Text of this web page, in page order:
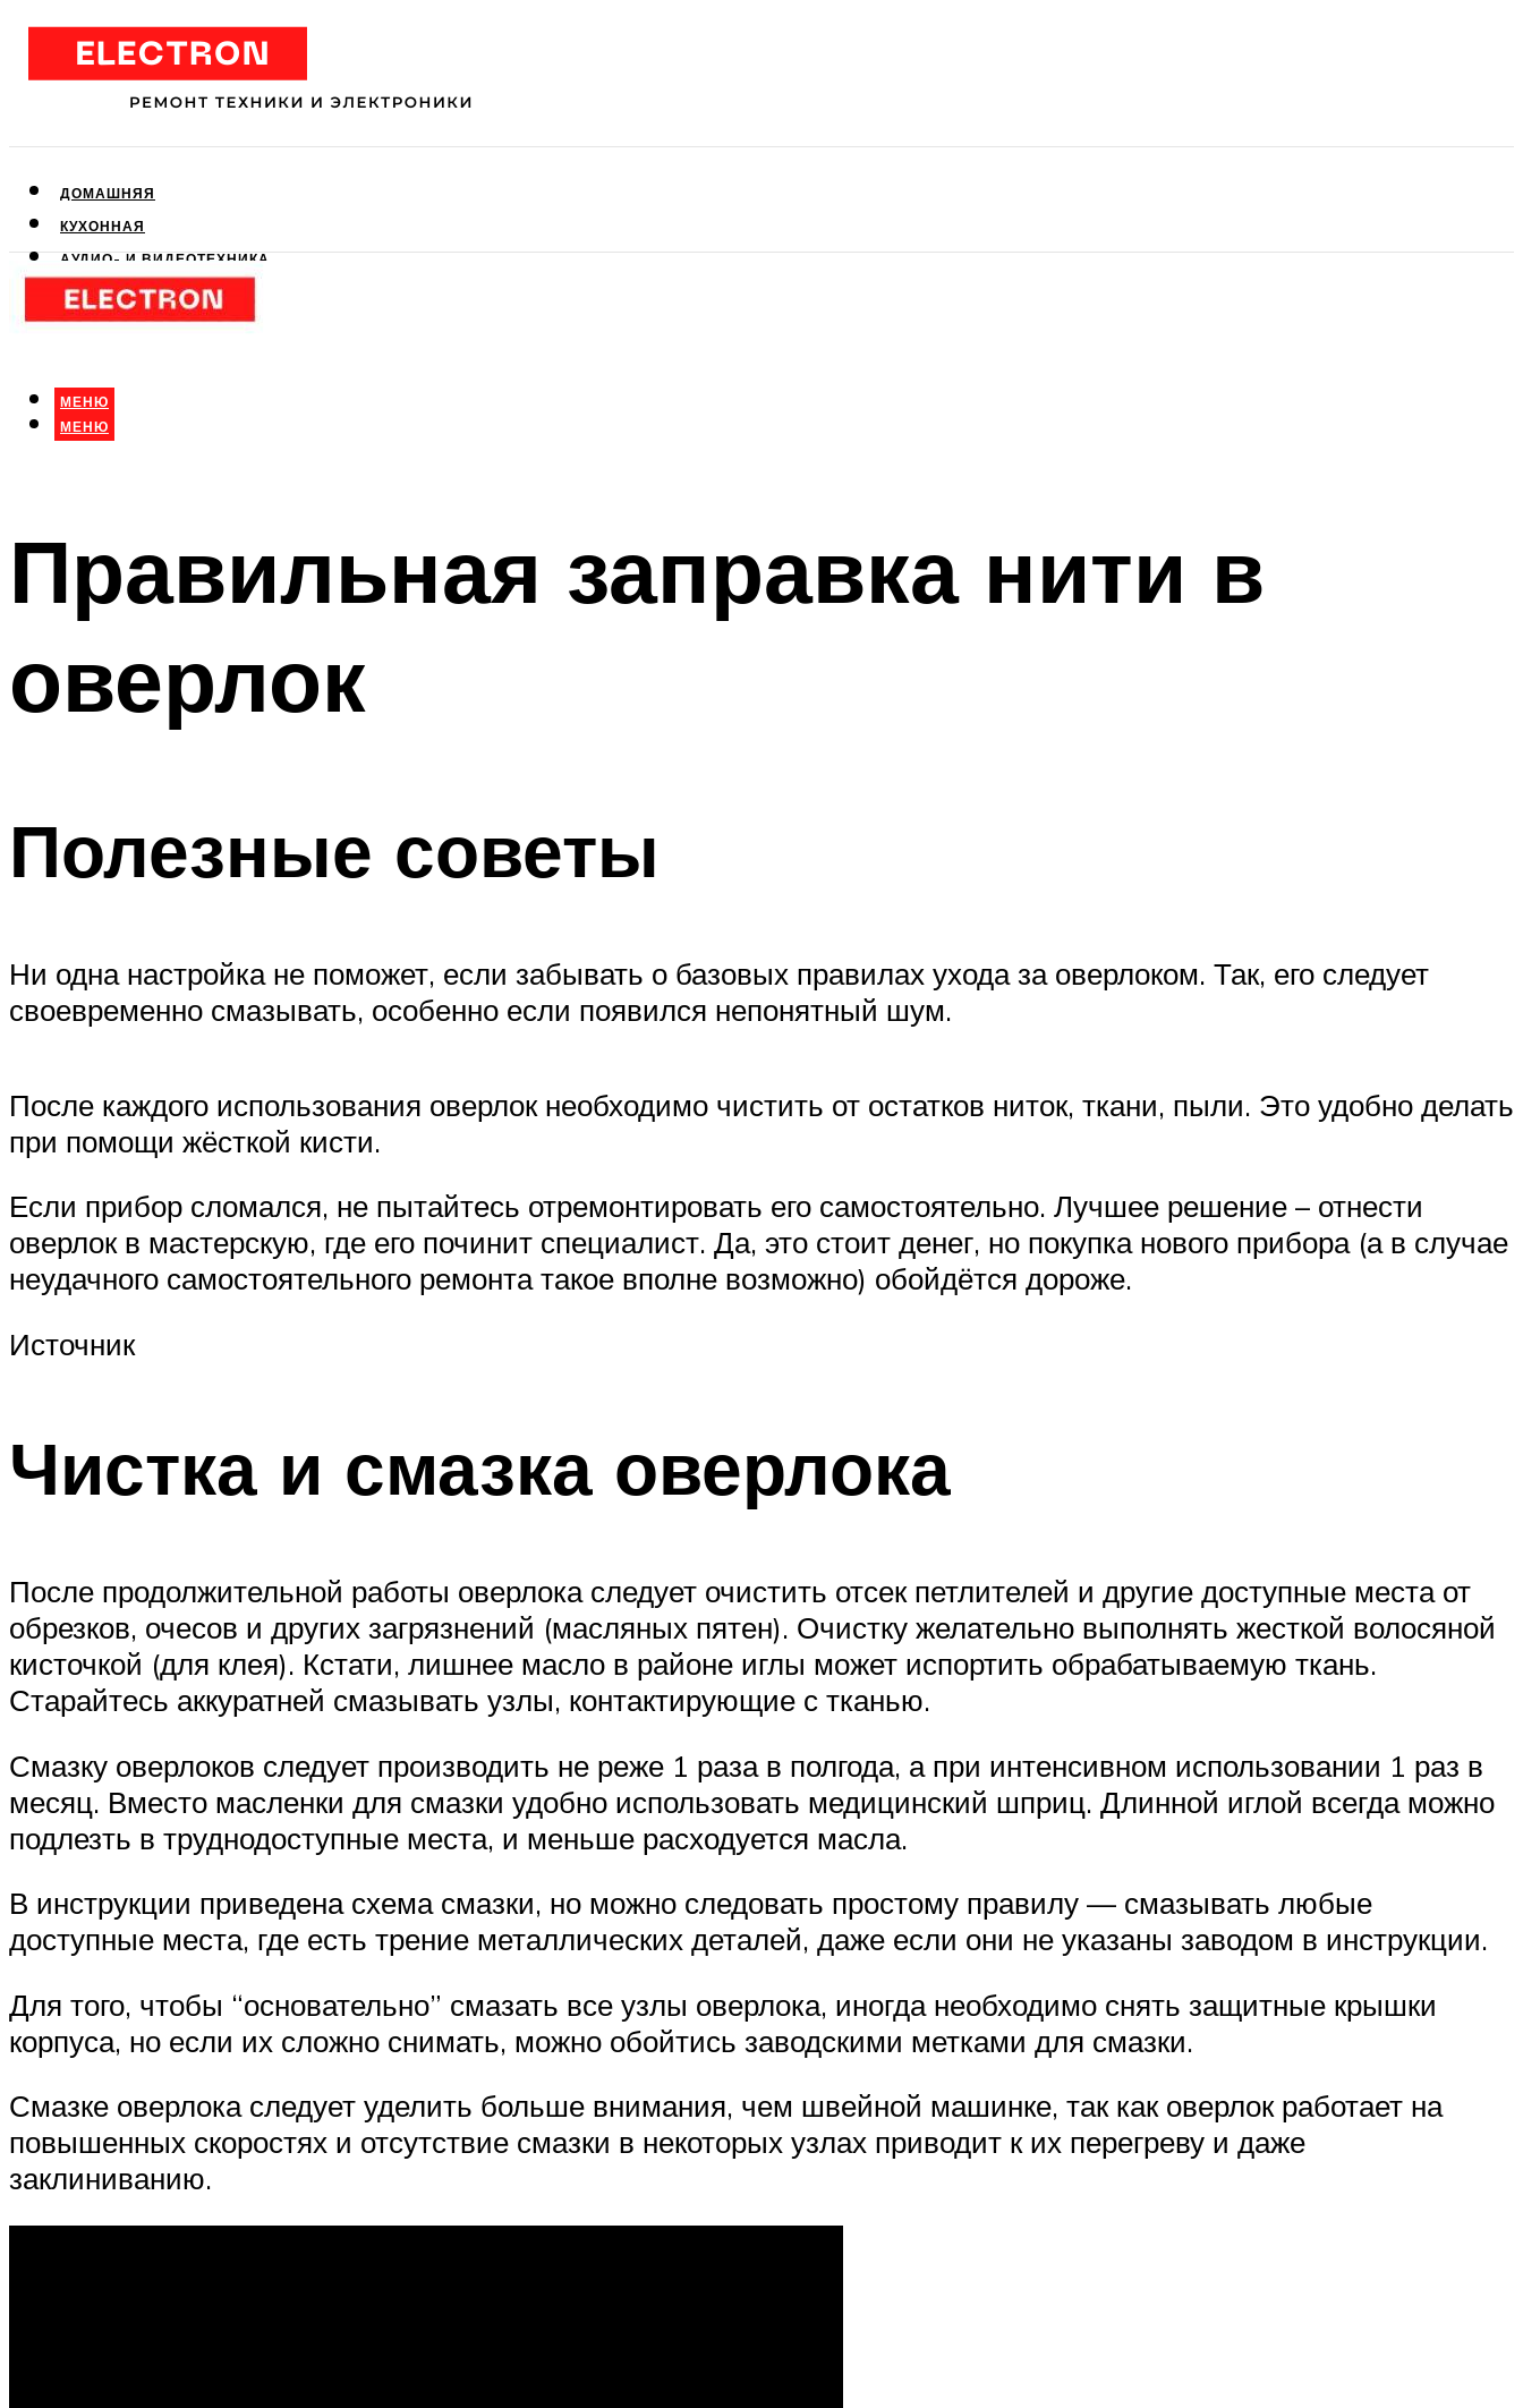
ДОМАШНЯЯ
КУХОННАЯ
АУДИО- И ВИДЕОТЕХНИКА
КЛИМАТИЧЕСКАЯ
ДЛЯ КРАСОТЫ
МЕНЮ
МЕНЮ
Правильная заправка нити в
оверлок
Полезные советы
Ни одна настройка не поможет, если забывать о базовых правилах ухода за оверлоком. Так, его следует
своевременно смазывать, особенно если появился непонятный шум.
После каждого использования оверлок необходимо чистить от остатков ниток, ткани, пыли. Это удобно делать
при помощи жёсткой кисти.
Если прибор сломался, не пытайтесь отремонтировать его самостоятельно. Лучшее решение – отнести
оверлок в мастерскую, где его починит специалист. Да, это стоит денег, но покупка нового прибора (а в случае
неудачного самостоятельного ремонта такое вполне возможно) обойдётся дороже.
Источник
Чистка и смазка оверлока
После продолжительной работы оверлока следует очистить отсек петлителей и другие доступные места от
обрезков, очесов и других загрязнений (масляных пятен). Очистку желательно выполнять жесткой волосяной
кисточкой (для клея). Кстати, лишнее масло в районе иглы может испортить обрабатываемую ткань.
Старайтесь аккуратней смазывать узлы, контактирующие с тканью.
Смазку оверлоков следует производить не реже 1 раза в полгода, а при интенсивном использовании 1 раз в
месяц. Вместо масленки для смазки удобно использовать медицинский шприц. Длинной иглой всегда можно
подлезть в труднодоступные места, и меньше расходуется масла.
В инструкции приведена схема смазки, но можно следовать простому правилу — смазывать любые
доступные места, где есть трение металлических деталей, даже если они не указаны заводом в инструкции.
Для того, чтобы “основательно” смазать все узлы оверлока, иногда необходимо снять защитные крышки
корпуса, но если их сложно снимать, можно обойтись заводскими метками для смазки.
Смазке оверлока следует уделить больше внимания, чем швейной машинке, так как оверлок работает на
повышенных скоростях и отсутствие смазки в некоторых узлах приводит к их перегреву и даже
заклиниванию.